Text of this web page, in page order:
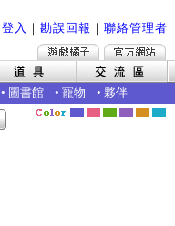
登入 ｜ 勘誤回報 ｜ 聯絡管理者
• 圖書館 • 寵物 • 夥伴